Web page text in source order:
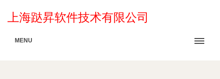
上海跶昇软件技术有限公司
MENU